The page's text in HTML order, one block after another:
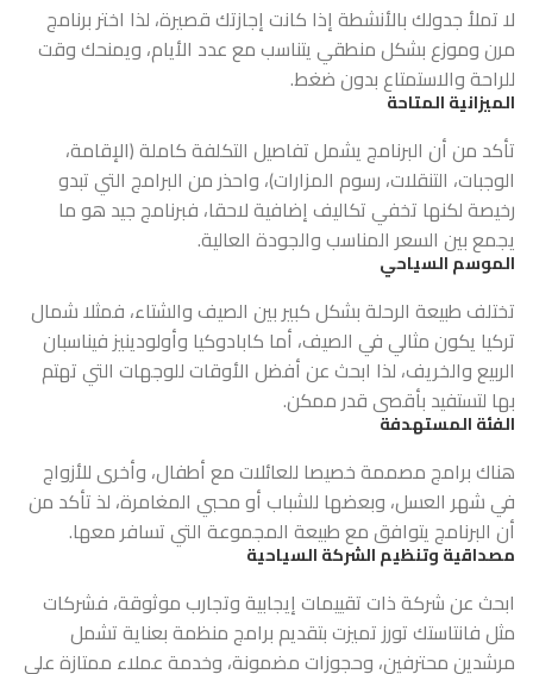
لا تملأ جدولك بالأنشطة إذا كانت إجازتك قصيرة، لذا اختر برنامج
مرن وموزع بشكل منطقي يتناسب مع عدد الأيام، ويمنحك وقت
للراحة والاستمتاع بدون ضغط.
الميزانية المتاحة
تأكد من أن البرنامج يشمل تفاصيل التكلفة كاملة (الإقامة،
الوجبات، التنقلات، رسوم المزارات)، واحذر من البرامج التي تبدو
رخيصة لكنها تخفي تكاليف إضافية لاحقا، فبرنامج جيد هو ما
يجمع بين السعر المناسب والجودة العالية.
الموسم السياحي
تختلف طبيعة الرحلة بشكل كبير بين الصيف والشتاء، فمثلا شمال
تركيا يكون مثالي في الصيف، أما كابادوكيا وأولودينيز فيناسبان
الربيع والخريف، لذا ابحث عن أفضل الأوقات للوجهات التي تهتم
بها لتستفيد بأقصى قدر ممكن.
الفئة المستهدفة
هناك برامج مصممة خصيصا للعائلات مع أطفال، وأخرى للأزواج
في شهر العسل، وبعضها للشباب أو محبي المغامرة، لذ تأكد من
أن البرنامج يتوافق مع طبيعة المجموعة التي تسافر معها.
مصداقية وتنظيم الشركة السياحية
ابحث عن شركة ذات تقييمات إيجابية وتجارب موثوقة، فشركات
مثل فانتاستك تورز تميزت بتقديم برامج منظمة بعناية تشمل
مرشدين محترفين، وحجوزات مضمونة، وخدمة عملاء ممتازة على